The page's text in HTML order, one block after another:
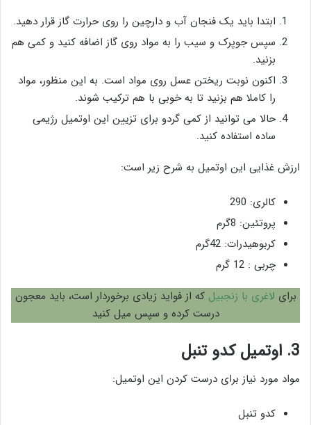
ابتدا باید یک فنجان آب و دارچین را روی حرارت گاز قرار دهید.
سپس جوپرک و سیب را به مواد روی گاز اضافه کنید و کمی هم
بزنید.
اکنون نوبت ریختن عسل روی مواد است. به این منظور، مواد
را کاملا هم بزنید تا به خوبی با هم ترکیب شوند.
حالا می توانید از کمی گردو برای تزیین این اوتمیل رژیمی
ساده استفاده کنید.
ارزش غذایی این اوتمیل به شرح زیر است:
کالری: 290
پروتئین: 8گرم
کربوهیدرات: 42گرم
چربی : 12 گرم
برای لاغری با زنجبیل که از فواید زیادی برخوردار است، باید معجون
درست کرده و سپس میل کنید
3. اوتمیل کدو تنبل
مواد مورد نیاز برای درست کردن این اوتمیل:
کدو تنبل